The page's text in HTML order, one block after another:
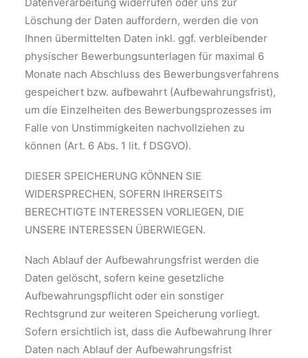
Löschung der Daten auffordern, werden die von
Ihnen übermittelten Daten inkl. ggf. verbleibender
physischer Bewerbungsunterlagen für maximal 6
Monate nach Abschluss des Bewerbungsverfahrens
gespeichert bzw. aufbewahrt (Aufbewahrungsfrist),
um die Einzelheiten des Bewerbungsprozesses im
Falle von Unstimmigkeiten nachvollziehen zu
können (Art. 6 Abs. 1 lit. f DSGVO).
DIESER SPEICHERUNG KÖNNEN SIE
WIDERSPRECHEN, SOFERN IHRERSEITS
BERECHTIGTE INTERESSEN VORLIEGEN, DIE
UNSERE INTERESSEN ÜBERWIEGEN.
Nach Ablauf der Aufbewahrungsfrist werden die
Daten gelöscht, sofern keine gesetzliche
Aufbewahrungspflicht oder ein sonstiger
Rechtsgrund zur weiteren Speicherung vorliegt.
Sofern ersichtlich ist, dass die Aufbewahrung Ihrer
Daten nach Ablauf der Aufbewahrungsfrist